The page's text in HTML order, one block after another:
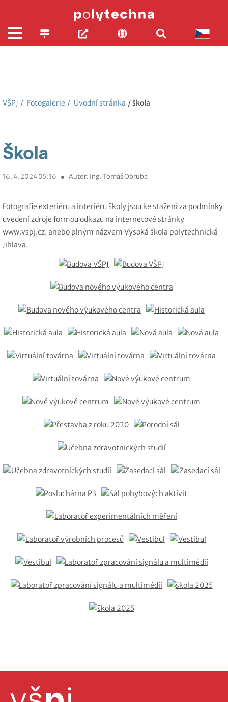
VŠPJ / Fotogalerie / Úvodní stránka / škola
Škola
16. 4. 2024 05:16 ● Autor: Ing. Tomáš Obruba
Fotografie exteriéru a interiéru školy jsou ke stažení za podmínky
uvedení zdroje formou odkazu na internetové stránky
www.vspj.cz, anebo plným názvem Vysoká škola polytechnická
Jihlava.